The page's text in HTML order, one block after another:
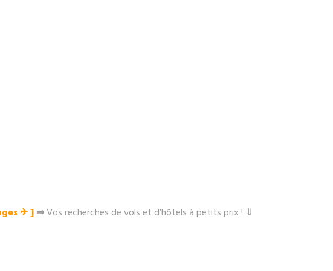
✈︎ ]⇒Vos recherches de vols et d’hôtels à petits prix ! ⇓